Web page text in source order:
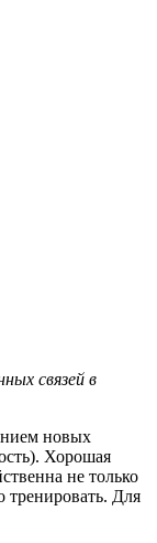
связей в
новых
Хорошая
не только
тренировать. Для